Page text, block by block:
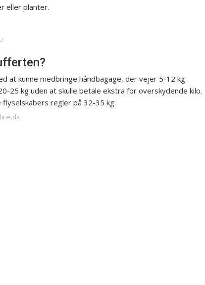
eller planter.
at kunne medbringe håndbagage, der vejer 5-12 kg
25 kg uden at skulle betale ekstra for overskydende kilo.
regler på 32-35 kg.